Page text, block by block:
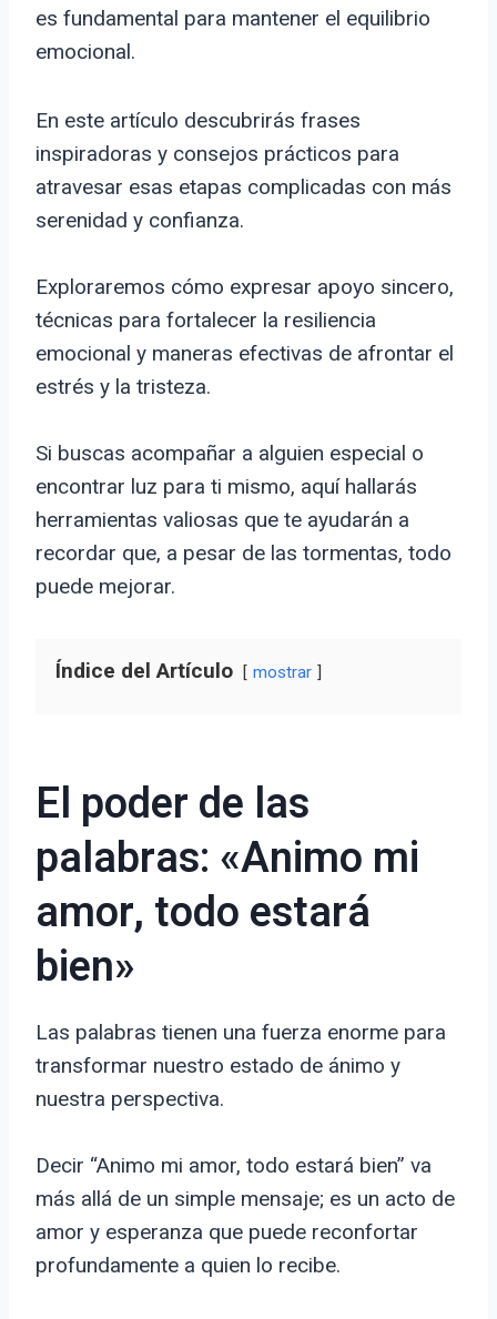
es fundamental para mantener el equilibrio
emocional.
En este artículo descubrirás frases
inspiradoras y consejos prácticos para
atravesar esas etapas complicadas con más
serenidad y confianza.
Exploraremos cómo expresar apoyo sincero,
técnicas para fortalecer la resiliencia
emocional y maneras efectivas de afrontar el
estrés y la tristeza.
Si buscas acompañar a alguien especial o
encontrar luz para ti mismo, aquí hallarás
herramientas valiosas que te ayudarán a
recordar que, a pesar de las tormentas, todo
puede mejorar.
Índice del Artículo mostrar
El poder de las
palabras: «Animo mi
amor, todo estará
bien»
Las palabras tienen una fuerza enorme para
transformar nuestro estado de ánimo y
nuestra perspectiva.
Decir “Animo mi amor, todo estará bien” va
más allá de un simple mensaje; es un acto de
amor y esperanza que puede reconfortar
profundamente a quien lo recibe.